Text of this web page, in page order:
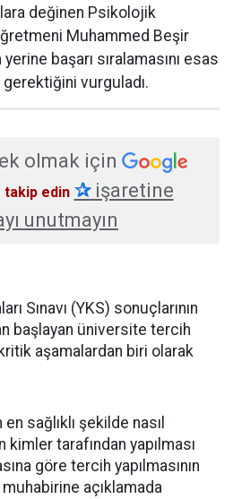
değinen Psikolojik
Muhammed Beşir
başarı sıralamasını esas
vurguladı.
olmak için
takip edin ✰işaretine
unutmayın
Sınavı (YKS) sonuçlarının
başlayan üniversite tercih
aşamalardan biri olarak
sağlıklı şekilde nasıl
kimler tarafından yapılması
göre tercih yapılmasının
açıklamada